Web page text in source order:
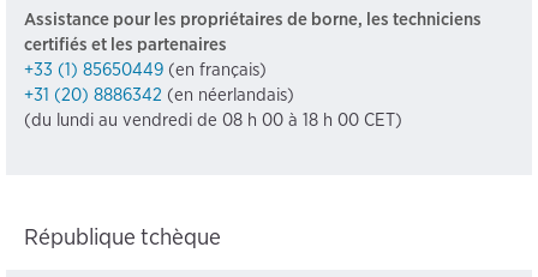
Assistance pour les propriétaires de borne, les techniciens
certifiés et les partenaires
+33 (1) 85650449 (en français)
+31 (20) 8886342 (en néerlandais)
(du lundi au vendredi de 08 h 00 à 18 h 00 CET)
République tchèque